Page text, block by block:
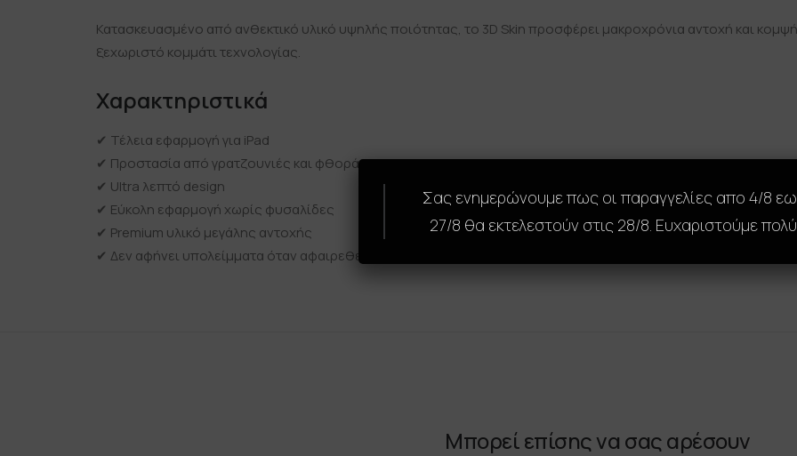
Κατασκευασμένο από ανθεκτικό υλικό υψηλής ποιότητας, το 3D Skin προσφέρει μακροχρόνια αντοχή και
ξεχωριστό κομμάτι τεχνολογίας.
Χαρακτηριστικά
✔ Τέλεια εφαρμογή για iPad
✔ Προστασία από γρατζουνιές και φθορά
✔ Ultra λεπτό design
✔ Εύκολη εφαρμογή χωρίς φυσαλίδες
✔ Premium υλικό μεγάλης αντοχής
✔ Δεν αφήνει υπολείμματα όταν αφαιρεθεί
Μπορεί επίσης να σας αρέσουν
Σας ενημερώνουμε πως οι παραγγελίες απο 4/8
27/8 θα εκτελεστούν στις 28/8. Ευχαριστούμε